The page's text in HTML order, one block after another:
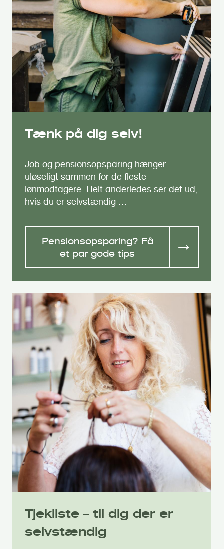
Tænk på dig selv!
Job og pensionsopsparing hænger
uløseligt sammen for de fleste
lønmodtagere. Helt anderledes ser det ud,
hvis du er selvstændig …
Pensionsopsparing? Få
et par gode tips
Tjekliste – til dig der er
selvstændig